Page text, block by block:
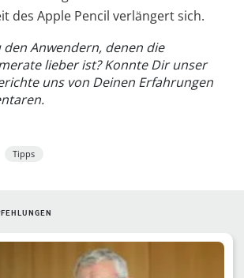
des Apple Pencil verlängert sich.
den Anwendern, denen die
lieber ist? Konnte Dir unser
uns von Deinen Erfahrungen
Tipps